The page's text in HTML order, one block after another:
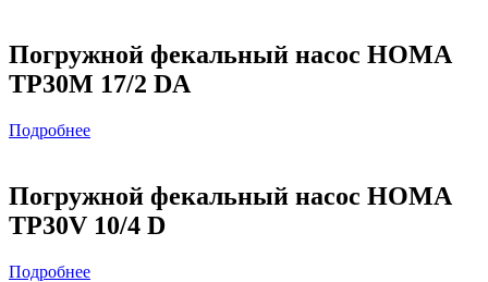
Погружной фекальный насос HOMA
TP30M 17/2 DA
Подробнее
Погружной фекальный насос HOMA
TP30V 10/4 D
Подробнее